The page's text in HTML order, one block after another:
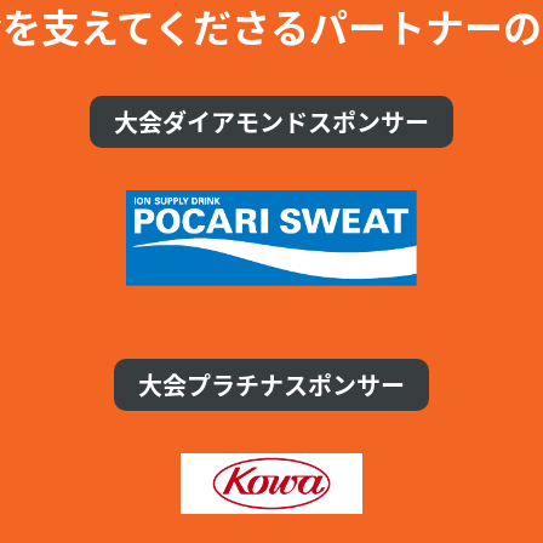
支えてくださるパートナー
大会ダイアモンドスポンサー
大会プラチナスポンサー